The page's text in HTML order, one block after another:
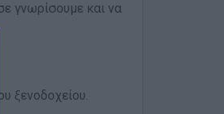
γνωρίσουμε και να
ξενοδοχείου.